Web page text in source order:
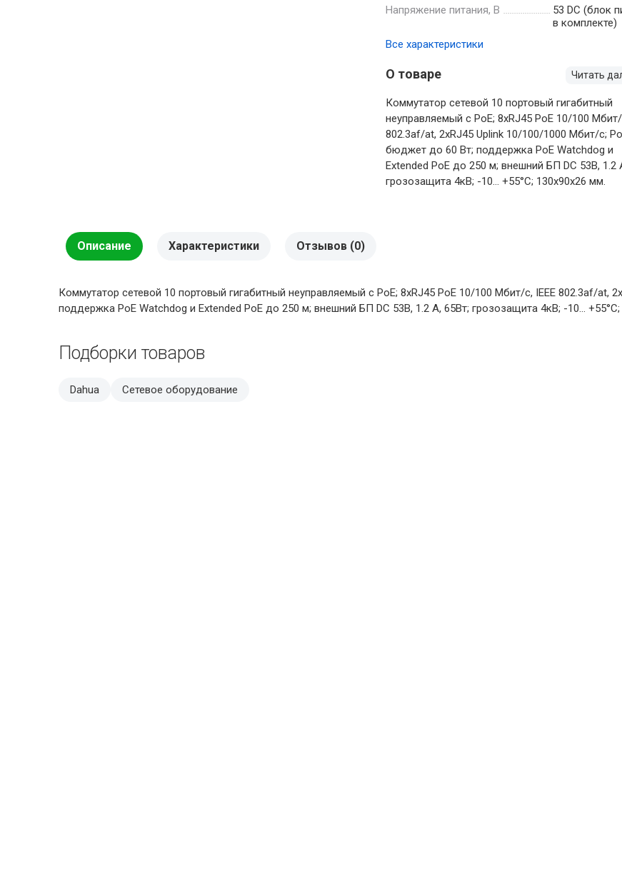
Напряжение питания, В
53 DC (блок
в комплекте)
Все характеристики
О товаре Читать
Коммутатор сетевой 10 портовый гигабитный
неуправляемый с РоЕ; 8xRJ45 PoE 10/100 Мбит/
802.3af/at, 2xRJ45 Uplink 10/100/1000 Мбит/с;
бюджет до 60 Вт; поддержка PоE Watchdog и
Extended PoE до 250 м; внешний БП DC 53В, 1.2
грозозащита 4кВ; -10... +55°C; 130х90х26 мм.
Описание Характеристики Отзывов (0)
Коммутатор сетевой 10 портовый гигабитный неуправляемый с РоЕ; 8xRJ45 PoE 10/100 Мбит/с, IEEE 802.3af/at,
поддержка PоE Watchdog и Extended PoE до 250 м; внешний БП DC 53В, 1.2 A, 65Вт; грозозащита 4кВ; -10... +55°C;
Подборки товаров
Dahua Сетевое оборудование